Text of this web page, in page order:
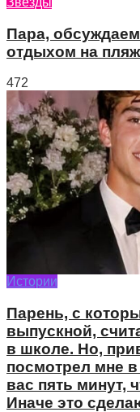
Пара,
отдыхом на
472
Истории
Парень, с
выпускной,
в школе. Но,
посмотрел мне в
вас пять минут,
Иначе это